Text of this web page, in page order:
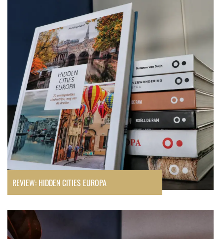
REVIEW: HIDDEN CITIES EUROPA
Review:
Verliefd